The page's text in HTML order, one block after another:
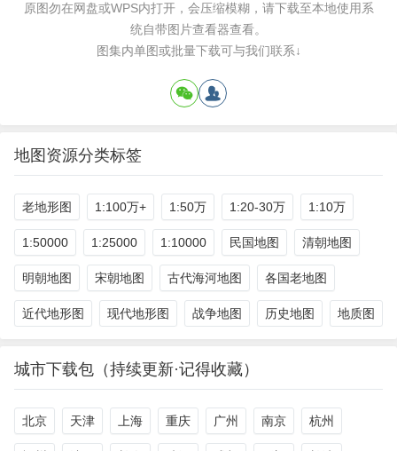
原图勿在网盘或WPS内打开，会压缩模糊，请下载至本地使用系
统自带图片查看器查看。
图集内单图或批量下载可与我们联系↓
地图资源分类标签
老地形图 1:100万+ 1:50万 1:20-30万 1:10万
1:50000 1:25000 1:10000 民国地图 清朝地图
明朝地图 宋朝地图 古代海河地图 各国老地图
近代地形图 现代地形图 战争地图 历史地图 地质图
城市下载包（持续更新·记得收藏）
北京 天津 上海 重庆 广州 南京 杭州